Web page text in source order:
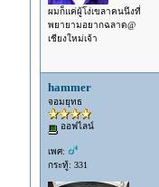
ผมก็แค่ผู้โง่เขลาคนนึงที่
พยายามอยากฉลาด@
เชียงใหม่เจ้า
ยอะแล้ว หาอ่านกั
hammer
จอมยุทธ
ออฟไลน์
เพศ:
กระทู้: 331